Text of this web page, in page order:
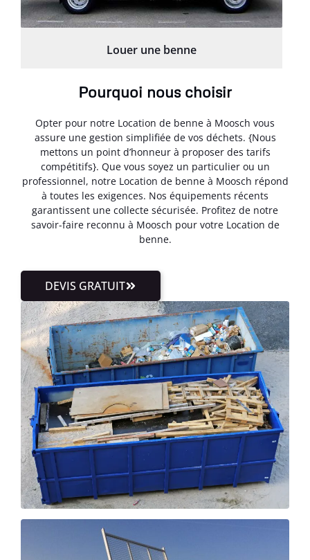
Louer une benne
Pourquoi nous choisir
Opter pour notre Location de benne à Moosch vous
assure une gestion simplifiée de vos déchets. {Nous
mettons un point d’honneur à proposer des tarifs
compétitifs}. Que vous soyez un particulier ou un
professionnel, notre Location de benne à Moosch répond
à toutes les exigences. Nos équipements récents
garantissent une collecte sécurisée. Profitez de notre
savoir-faire reconnu à Moosch pour votre Location de
benne.
DEVIS GRATUIT